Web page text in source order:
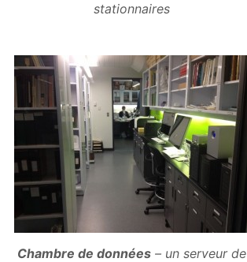
stationnaires
Chambre de données – un serveur de